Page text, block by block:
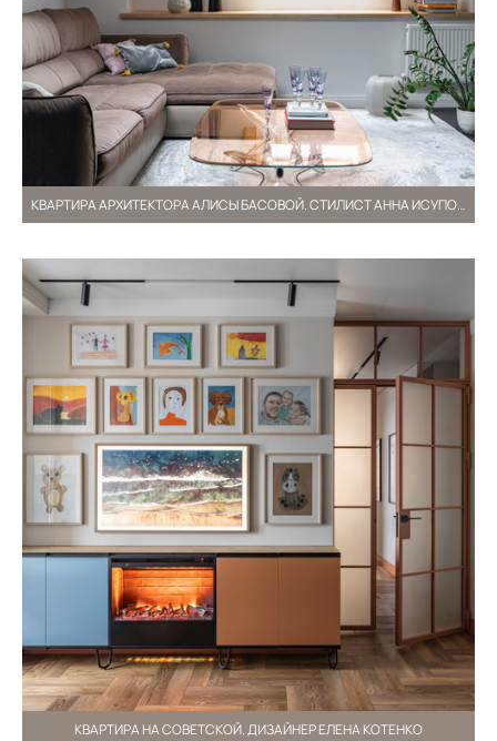
КВАРТИРА АРХИТЕКТОРА АЛИСЫ БАСОВОЙ. СТИЛИСТ АННА ИСУПОВА
КВАРТИРА НА СОВЕТСКОЙ. ДИЗАЙНЕР ЕЛЕНА КОТЕНКО